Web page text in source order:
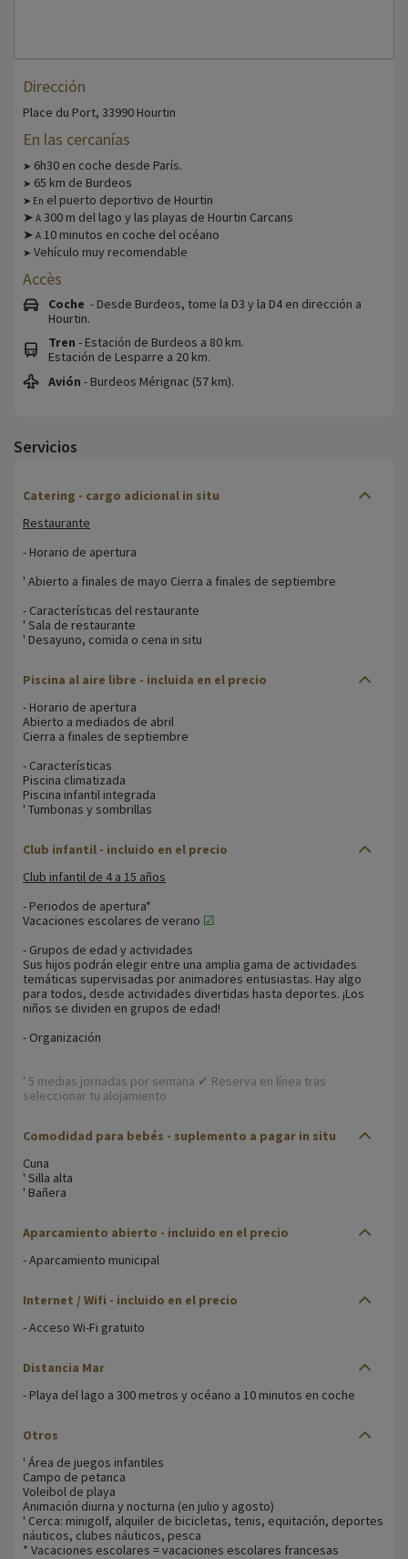
Dirección
Place du Port, 33990 Hourtin
En las cercanías
➤ 6h30 en coche desde París.
➤ 65 km de Burdeos
➤ En el puerto deportivo de Hourtin
➤ A 300 m del lago y las playas de Hourtin Carcans
➤ A 10 minutos en coche del océano
➤ Vehículo muy recomendable
Accès
Coche - Desde Burdeos, tome la D3 y la D4 en dirección a
Hourtin.
Tren - Estación de Burdeos a 80 km.
Estación de Lesparre a 20 km.
Avión - Burdeos Mérignac (57 km).
Servicios
Catering - cargo adicional in situ
Restaurante
- Horario de apertura
' Abierto a finales de mayo Cierra a finales de septiembre
- Características del restaurante
' Sala de restaurante
' Desayuno, comida o cena in situ
Piscina al aire libre - incluida en el precio
- Horario de apertura
Abierto a mediados de abril
Cierra a finales de septiembre
- Características
Piscina climatizada
Piscina infantil integrada
' Tumbonas y sombrillas
Club infantil - incluido en el precio
Club infantil de 4 a 15 años
- Periodos de apertura*
Vacaciones escolares de verano ☑
- Grupos de edad y actividades
Sus hijos podrán elegir entre una amplia gama de actividades
temáticas supervisadas por animadores entusiastas. Hay algo
para todos, desde actividades divertidas hasta deportes. ¡Los
niños se dividen en grupos de edad!
- Organización
' 5 medias jornadas por semana ✔ Reserva en línea tras
seleccionar tu alojamiento
Comodidad para bebés - suplemento a pagar in situ
Cuna
' Silla alta
' Bañera
Aparcamiento abierto - incluido en el precio
- Aparcamiento municipal
Internet / Wifi - incluido en el precio
- Acceso Wi-Fi gratuito
Distancia Mar
- Playa del lago a 300 metros y océano a 10 minutos en coche
Otros
' Área de juegos infantiles
Campo de petanca
Voleibol de playa
Animación diurna y nocturna (en julio y agosto)
' Cerca: minigolf, alquiler de bicicletas, tenis, equitación, deportes
náuticos, clubes náuticos, pesca
* Vacaciones escolares = vacaciones escolares francesas